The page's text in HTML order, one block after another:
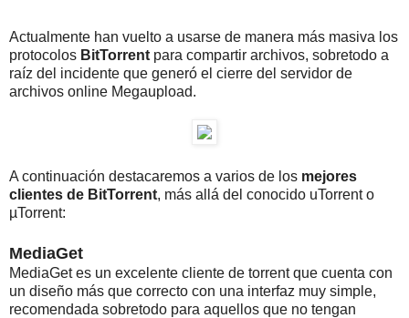
Actualmente han vuelto a usarse de manera más masiva los
protocolos BitTorrent para compartir archivos, sobretodo a
raíz del incidente que generó el cierre del servidor de
archivos online Megaupload.
A continuación destacaremos a varios de los mejores
clientes de BitTorrent, más allá del conocido uTorrent o
µTorrent:
MediaGet
MediaGet es un excelente cliente de torrent que cuenta con
un diseño más que correcto con una interfaz muy simple,
recomendada sobretodo para aquellos que no tengan